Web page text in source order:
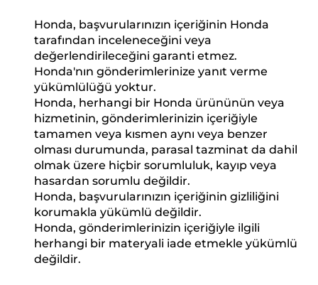
Honda, başvurularınızın içeriğinin Honda
tarafından inceleneceğini veya
değerlendirileceğini garanti etmez.
Honda'nın gönderimlerinize yanıt verme
yükümlülüğü yoktur.
Honda, herhangi bir Honda ürününün veya
hizmetinin, gönderimlerinizin içeriğiyle
tamamen veya kısmen aynı veya benzer
olması durumunda, parasal tazminat da dahil
olmak üzere hiçbir sorumluluk, kayıp veya
hasardan sorumlu değildir.
Honda, başvurularınızın içeriğinin gizliliğini
korumakla yükümlü değildir.
Honda, gönderimlerinizin içeriğiyle ilgili
herhangi bir materyali iade etmekle yükümlü
değildir.